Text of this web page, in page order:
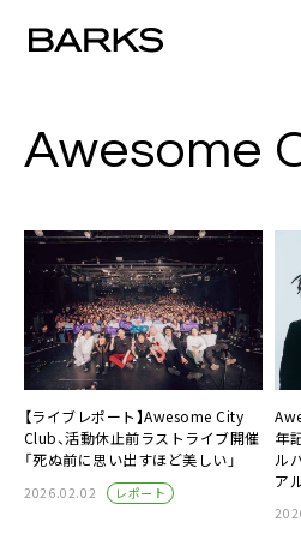
Awesome
【ライブレポート】Awesome City
Club、活動休止前ラストライブ開催
「死ぬ前に思い出すほど美しい」
2026.02.02 レポート
年
ル
ア